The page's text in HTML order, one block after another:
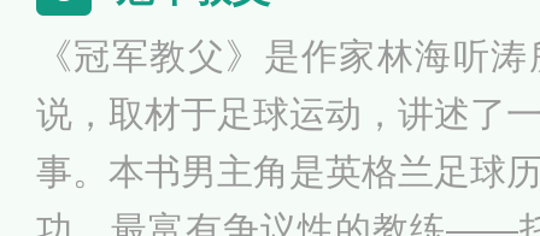
《冠军教父》是作家林海听
说，取材于足球运动，讲述了
事。本书男主角是英格兰足球